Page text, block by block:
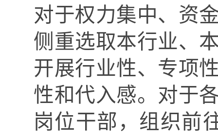
对于权力集中、资
侧重选取本行业、
开展行业性、专项
性和代入感。对于
岗位干部，组织前